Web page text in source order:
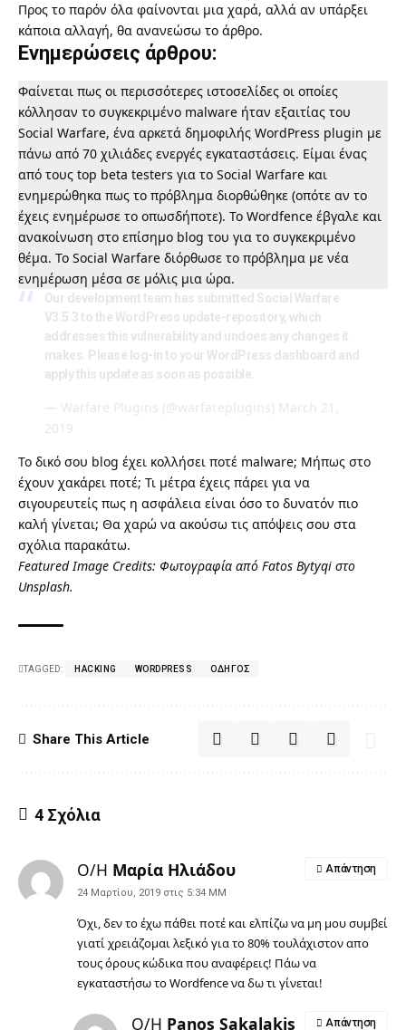
Προς το παρόν όλα φαίνονται μια χαρά, αλλά αν υπάρξει
κάποια αλλαγή, θα ανανεώσω το άρθρο.
Ενημερώσεις άρθρου:
Φαίνεται πως οι περισσότερες ιστοσελίδες οι οποίες
κόλλησαν το συγκεκριμένο malware ήταν εξαιτίας του
Social Warfare, ένα αρκετά δημοφιλής WordPress plugin με
πάνω από 70 χιλιάδες ενεργές εγκαταστάσεις. Είμαι ένας
από τους top beta testers για το Social Warfare και
ενημερώθηκα πως το πρόβλημα διορθώθηκε (οπότε αν το
έχεις ενημέρωσε το οπωσδήποτε). Το Wordfence έβγαλε και
ανακοίνωση στο επίσημο blog του για το συγκεκριμένο
θέμα. Το Social Warfare διόρθωσε το πρόβλημα με νέα
ενημέρωση μέσα σε μόλις μια ώρα.
Our development team has submitted Social Warfare
V3.5.3 to the WordPress update-repository, which
addresses this vulnerability and undoes any changes it
makes. Please log-in to your WordPress dashboard and
apply this update as soon as possible.
— Warfare Plugins (@warfareplugins) March 21,
2019
Το δικό σου blog έχει κολλήσει ποτέ malware; Μήπως στο
έχουν χακάρει ποτέ; Τι μέτρα έχεις πάρει για να
σιγουρευτείς πως η ασφάλεια είναι όσο το δυνατόν πιο
καλή γίνεται; Θα χαρώ να ακούσω τις απόψεις σου στα
σχόλια παρακάτω.
Featured Image Credits: Φωτογραφία από Fatos Bytyqi στο
Unsplash.
TAGGED: HACKING WORDPRESS ΟΔΗΓΌΣ
Share This Article
4 Σχόλια
Ο/Η Μαρία Ηλιάδου
24 Μαρτίου, 2019 στις 5:34 ΜΜ
Όχι, δεν το έχω πάθει ποτέ και ελπίζω να μη μου συμβεί
γιατί χρειάζομαι λεξικό για το 80% τουλάχιστον απο
τους όρους κώδικα που αναφέρεις! Πάω να
εγκαταστήσω το Wordfence να δω τι γίνεται!
Απάντηση
Ο/Η Panos Sakalakis Απάντηση